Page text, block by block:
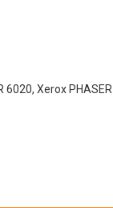
Xerox PHASER